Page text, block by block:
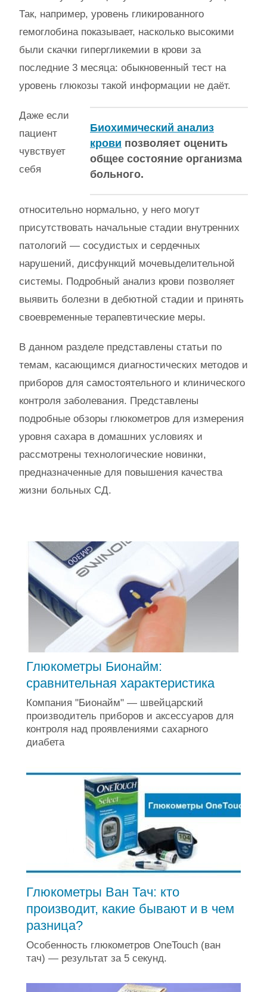
Так, например, уровень гликированного
гемоглобина показывает, насколько высокими
были скачки гипергликемии в крови за
последние 3 месяца: обыкновенный тест на
уровень глюкозы такой информации не даёт.
Биохимический анализ
крови позволяет оценить
общее состояние организма
больного.
Даже если
пациент
чувствует
себя
относительно нормально, у него могут
присутствовать начальные стадии внутренних
патологий — сосудистых и сердечных
нарушений, дисфункций мочевыделительной
системы. Подробный анализ крови позволяет
выявить болезни в дебютной стадии и принять
своевременные терапевтические меры.
В данном разделе представлены статьи по
темам, касающимся диагностических методов и
приборов для самостоятельного и клинического
контроля заболевания. Представлены
подробные обзоры глюкометров для измерения
уровня сахара в домашних условиях и
рассмотрены технологические новинки,
предназначенные для повышения качества
жизни больных СД.
Глюкометры Бионайм:
сравнительная характеристика
Компания "Бионайм" — швейцарский
производитель приборов и аксессуаров для
контроля над проявлениями сахарного
диабета
Глюкометры Ван Тач: кто
производит, какие бывают и в чем
разница?
Особенность глюкометров OneTouch (ван
тач) — результат за 5 секунд.